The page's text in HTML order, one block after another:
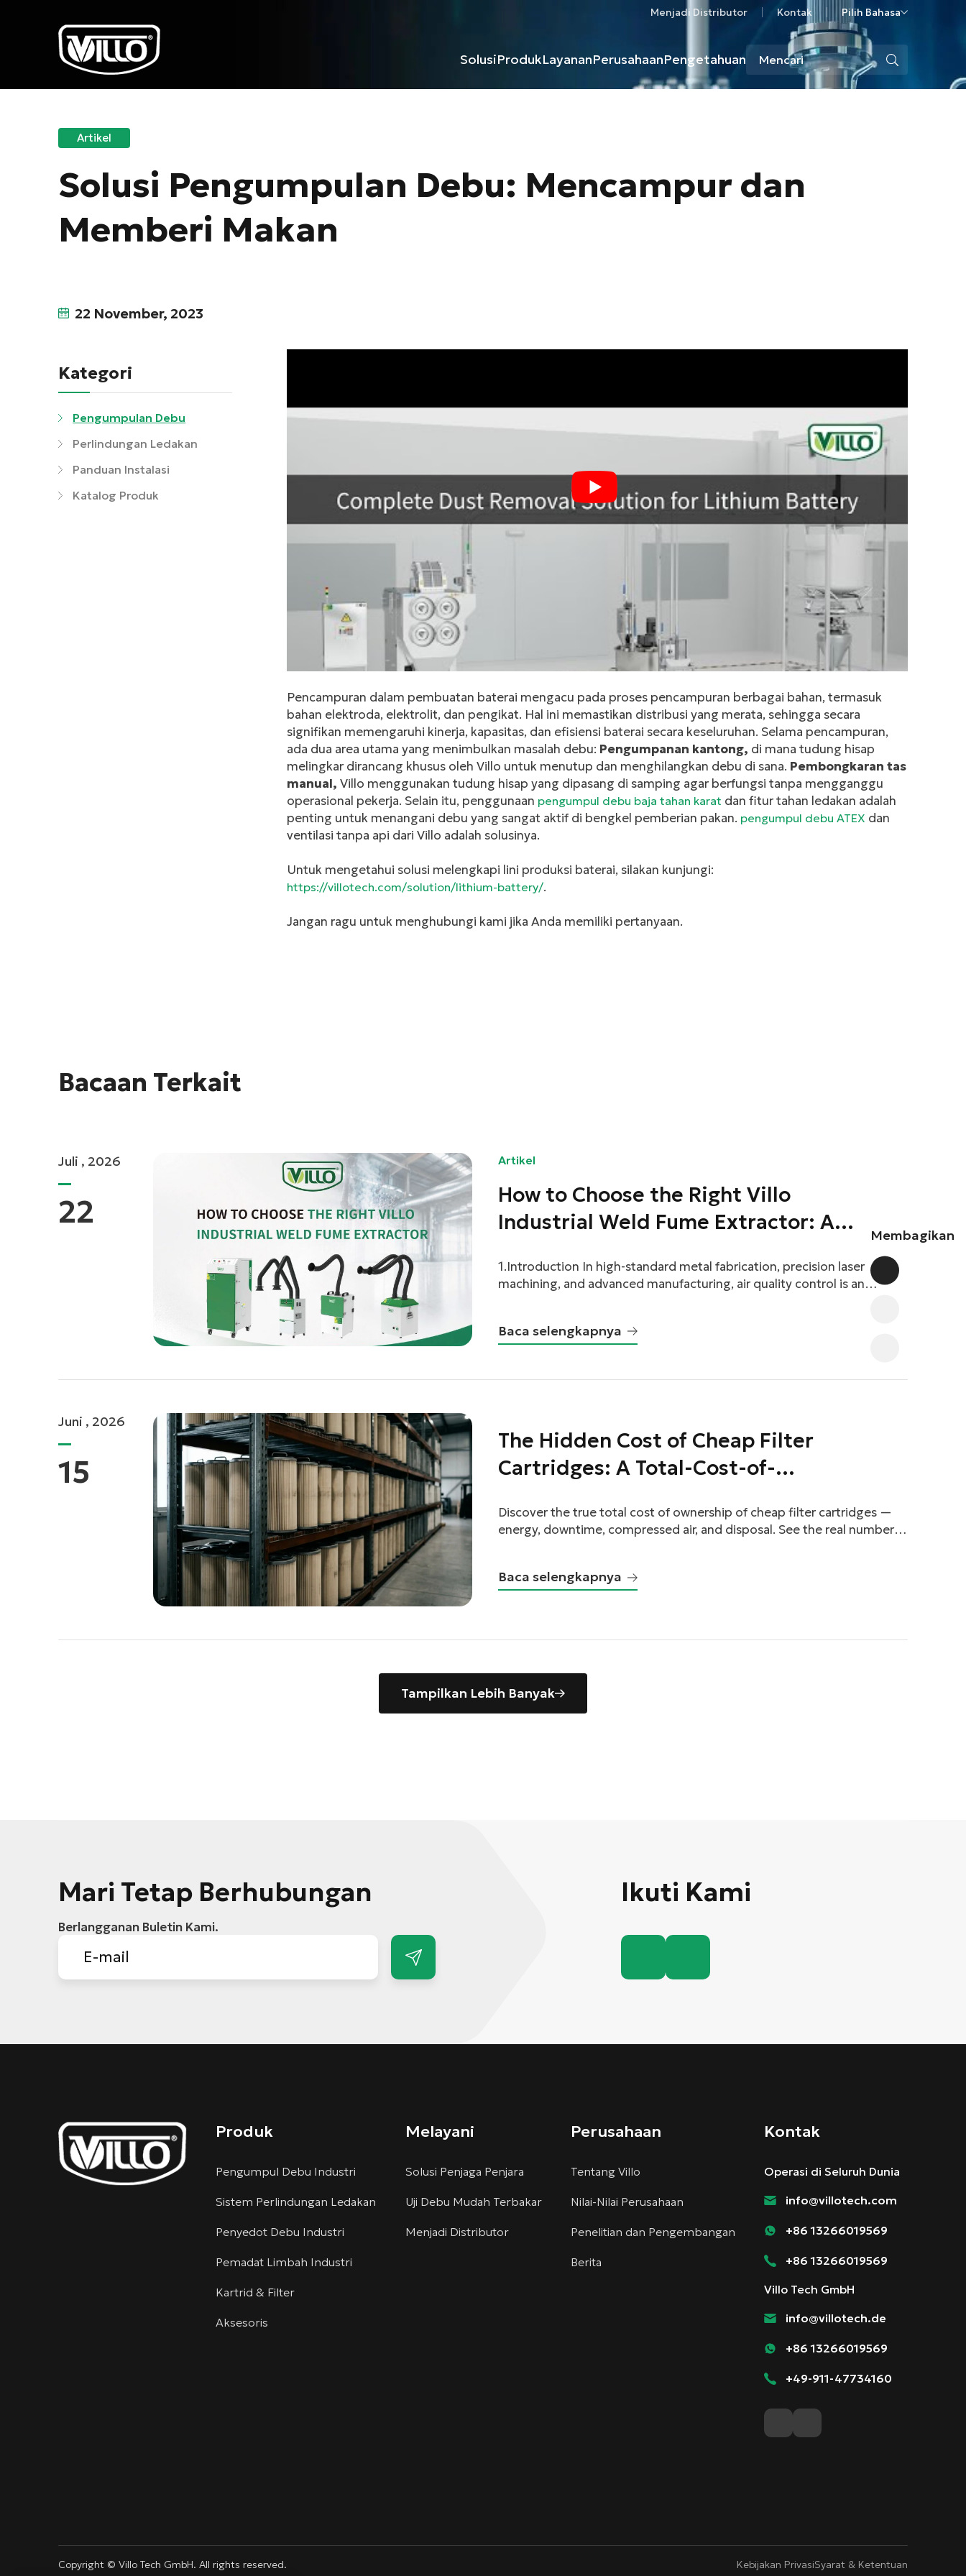
Menjadi Distributor Kontak Pilih Bahasa
SolusiProdukLayananPerusahaanPengetahuan
Artikel
Solusi Pengumpulan Debu: Mencampur dan
Memberi Makan
22 November, 2023
Kategori
Pengumpulan Debu
Perlindungan Ledakan
Panduan Instalasi
Katalog Produk
Membagikan
linkedin
twitter
Pencampuran dalam pembuatan baterai mengacu pada proses pencampuran berbagai bahan, termasuk
bahan elektroda, elektrolit, dan pengikat. Hal ini memastikan distribusi yang merata, sehingga secara
signifikan memengaruhi kinerja, kapasitas, dan efisiensi baterai secara keseluruhan. Selama pencampuran,
ada dua area utama yang menimbulkan masalah debu: Pengumpanan kantong, di mana tudung hisap
melingkar dirancang khusus oleh Villo untuk menutup dan menghilangkan debu di sana. Pembongkaran tas
manual, Villo menggunakan tudung hisap yang dipasang di samping agar berfungsi tanpa mengganggu
operasional pekerja. Selain itu, penggunaan pengumpul debu baja tahan karat dan fitur tahan ledakan adalah
penting untuk menangani debu yang sangat aktif di bengkel pemberian pakan. pengumpul debu ATEX dan
ventilasi tanpa api dari Villo adalah solusinya.
Untuk mengetahui solusi melengkapi lini produksi baterai, silakan kunjungi:
https://villotech.com/solution/lithium-battery/.
Jangan ragu untuk menghubungi kami jika Anda memiliki pertanyaan.
Bacaan Terkait
Juli , 2026
22
Artikel
How to Choose the Right Villo
Industrial Weld Fume Extractor: A
1.Introduction In high-standard metal fabrication, precision laser
machining, and advanced manufacturing, air quality control is an
and harmful gases can affect worker health, damage sensitive factory
Baca selengkapnya
Juni , 2026
15
The Hidden Cost of Cheap Filter
Cartridges: A Total-Cost-of-
Discover the true total cost of ownership of cheap filter cartridges —
energy, downtime, compressed air, and disposal. See the real numbers
Baca selengkapnya
Tampilkan Lebih Banyak
Mari Tetap Berhubungan
Berlangganan Buletin Kami.
Ikuti Kami
Produk
Pengumpul Debu Industri
Sistem Perlindungan Ledakan
Penyedot Debu Industri
Pemadat Limbah Industri
Kartrid & Filter
Aksesoris
Melayani
Solusi Penjaga Penjara
Uji Debu Mudah Terbakar
Menjadi Distributor
Perusahaan
Tentang Villo
Nilai-Nilai Perusahaan
Penelitian dan Pengembangan
Berita
Kontak
Operasi di Seluruh Dunia
info@villotech.com
+86 13266019569
+86 13266019569
Villo Tech GmbH
info@villotech.de
+86 13266019569
+49-911-47734160
Copyright © Villo Tech GmbH. All rights reserved. Kebijakan PrivasiSyarat & Ketentuan